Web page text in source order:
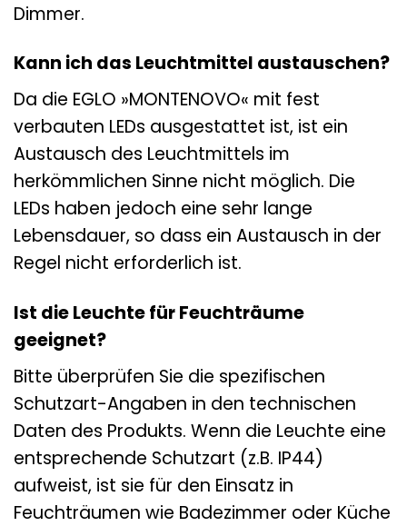
Dimmer.
Kann ich das Leuchtmittel austauschen?
Da die EGLO »MONTENOVO« mit fest
verbauten LEDs ausgestattet ist, ist ein
Austausch des Leuchtmittels im
herkömmlichen Sinne nicht möglich. Die
LEDs haben jedoch eine sehr lange
Lebensdauer, so dass ein Austausch in der
Regel nicht erforderlich ist.
Ist die Leuchte für Feuchträume
geeignet?
Bitte überprüfen Sie die spezifischen
Schutzart-Angaben in den technischen
Daten des Produkts. Wenn die Leuchte eine
entsprechende Schutzart (z.B. IP44)
aufweist, ist sie für den Einsatz in
Feuchträumen wie Badezimmer oder Küche